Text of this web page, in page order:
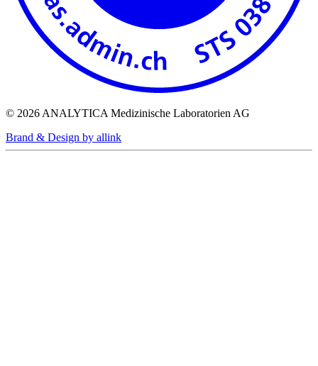
© 2026 ANALYTICA Medizinische Laboratorien AG
Brand & Design by allink